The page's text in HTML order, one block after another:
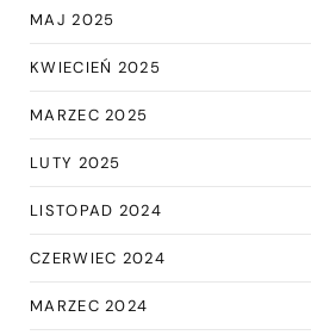
MAJ 2025
KWIECIEŃ 2025
MARZEC 2025
LUTY 2025
LISTOPAD 2024
CZERWIEC 2024
MARZEC 2024